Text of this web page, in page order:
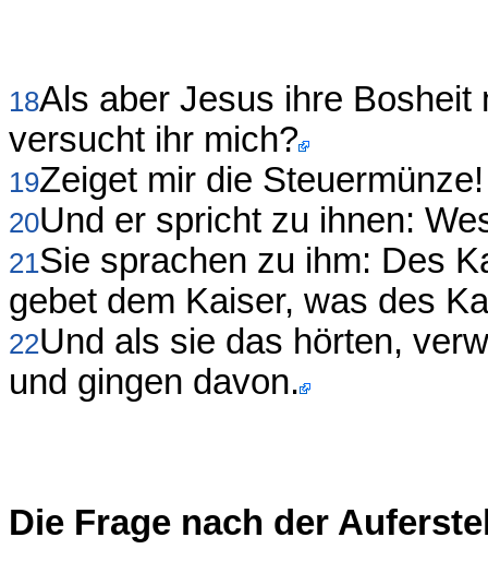
18Als aber Jesus ihre
versucht ihr mich?
19Zeiget mir die
20Und er spricht zu ihnen:
21Sie sprachen zu ihm: Des
gebet dem Kaiser, was des
22Und als sie das hörten,
und gingen davon.
Die Frage nach der